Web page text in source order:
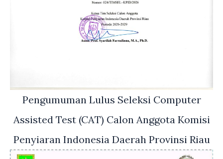
Pengumuman Lulus Seleksi Computer
Assisted Test (CAT) Calon Anggota Komisi
Penyiaran Indonesia Daerah Provinsi Riau